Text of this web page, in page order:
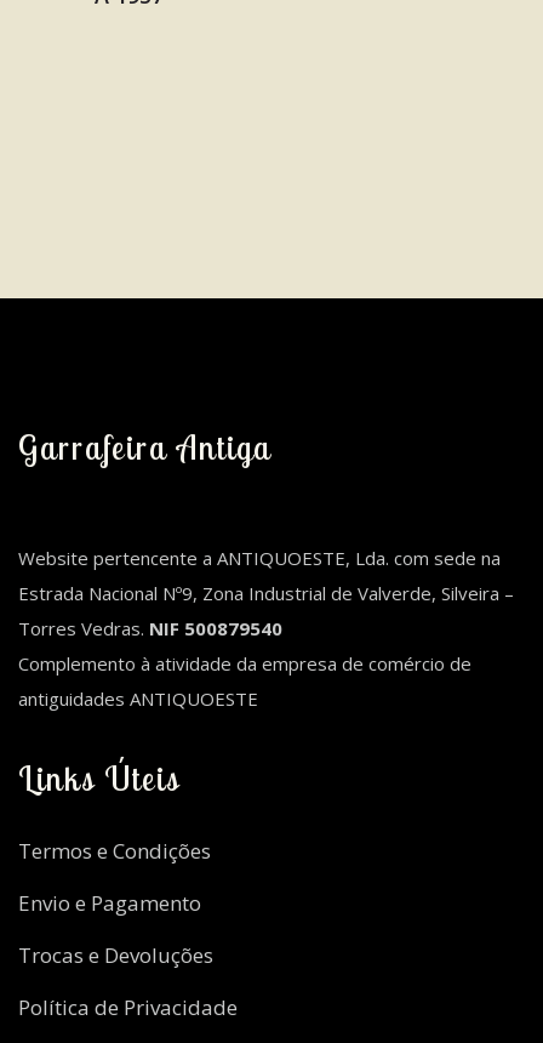
Garrafeira Antiga
Website pertencente a ANTIQUOESTE, Lda. com sede na
Estrada Nacional Nº9, Zona Industrial de Valverde, Silveira –
Torres Vedras. NIF 500879540
Complemento à atividade da empresa de comércio de
antiguidades ANTIQUOESTE
Links Úteis
Termos e Condições
Envio e Pagamento
Trocas e Devoluções
Política de Privacidade